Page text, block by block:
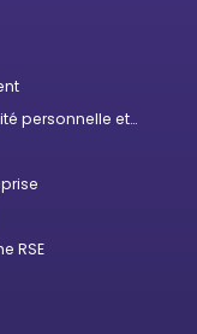
personnelle et
RSE